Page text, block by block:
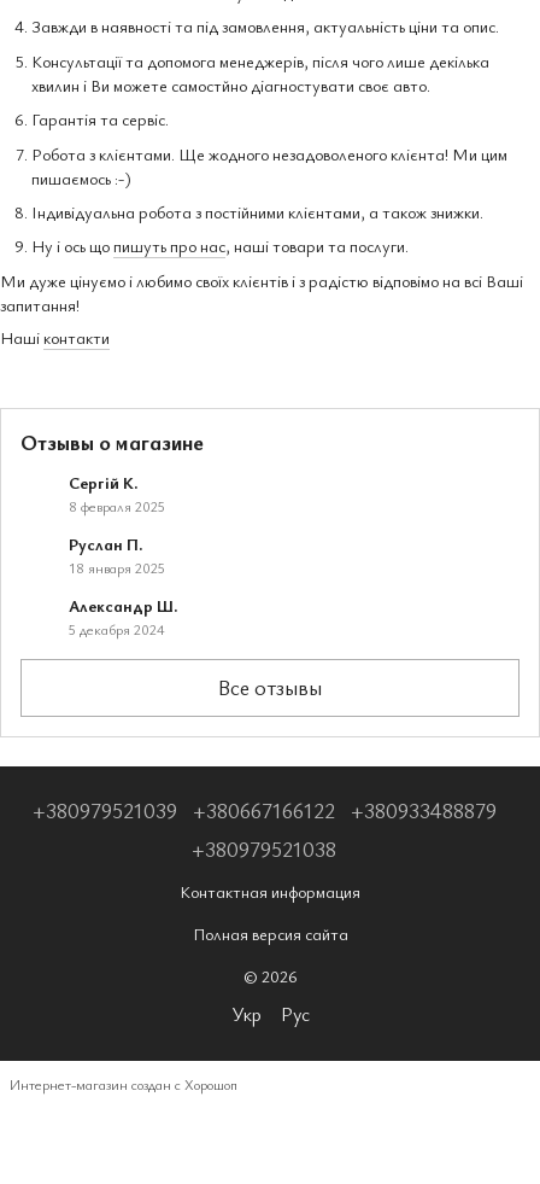
Завжди в наявності та під замовлення, актуальність ціни та опис.
Консультації та допомога менеджерів, після чого лише декілька
хвилин і Ви можете самостйно діагностувати своє авто.
Гарантія та сервіс.
Робота з клієнтами. Ще жодного незадоволеного клієнта! Ми цим
пишаємось :-)
Індивідуальна робота з постійними клієнтами, а також знижки.
Ну і ось що пишуть про нас, наші товари та послуги.
Ми дуже цінуємо і любимо своїх клієнтів і з радістю відповімо на всі Ваші
запитання!
Наші контакти
Отзывы о магазине
Сергій К.
8 февраля 2025
Руслан П.
18 января 2025
Александр Ш.
5 декабря 2024
Все отзывы
+380979521039 +380667166122
+380933488879
+380979521038
Контактная информация
Полная версия сайта
© 2026
Укр Рус
Интернет-магазин создан с Хорошоп